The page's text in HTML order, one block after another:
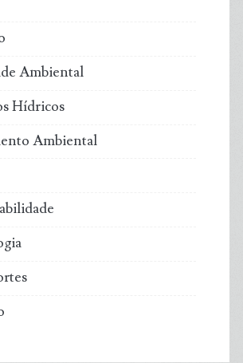
Ambiental
Hídricos
Ambiental